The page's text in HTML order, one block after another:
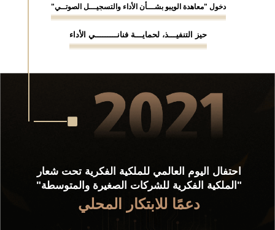
دخول "معاهدة الويبو بشـــأن الأداء والتسجيـــل الصوتــي"
حيز التنفيـــذ، لحمايـــة فنانـــــــــي الأداء
احتفال اليوم العالمي للملكية الفكرية تحت شعار
"الملكية الفكرية للشركات الصغيرة والمتوسطة"
دعمًا للابتكار المحلي